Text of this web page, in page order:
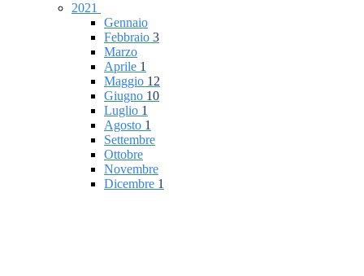
2021
Gennaio
Febbraio 3
Marzo
Aprile 1
Maggio 12
Giugno 10
Luglio 1
Agosto 1
Settembre
Ottobre
Novembre
Dicembre 1